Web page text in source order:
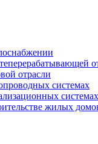
отрасли
системах
системах
жилых